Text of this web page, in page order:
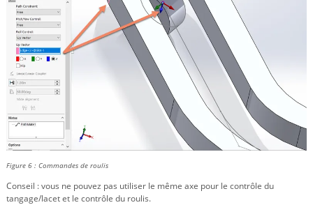
Figure 6 : Commandes de roulis
Conseil : vous ne pouvez pas utiliser le même axe pour le contrôle du
tangage/lacet et le contrôle du roulis.